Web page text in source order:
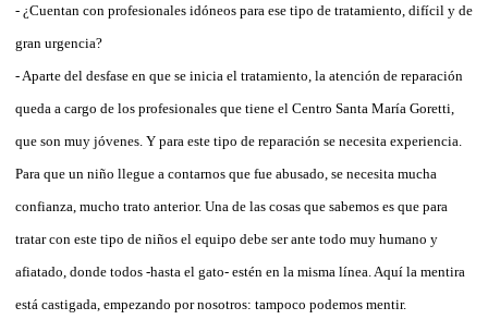
- ¿Cuentan con profesionales idóneos para ese tipo de tratamiento, difícil y de
gran urgencia?
- Aparte del desfase en que se inicia el tratamiento, la atención de reparación
queda a cargo de los profesionales que tiene el Centro Santa María Goretti,
que son muy jóvenes. Y para este tipo de reparación se necesita experiencia.
Para que un niño llegue a contarnos que fue abusado, se necesita mucha
confianza, mucho trato anterior. Una de las cosas que sabemos es que para
tratar con este tipo de niños el equipo debe ser ante todo muy humano y
afiatado, donde todos -hasta el gato- estén en la misma línea. Aquí la mentira
está castigada, empezando por nosotros: tampoco podemos mentir.